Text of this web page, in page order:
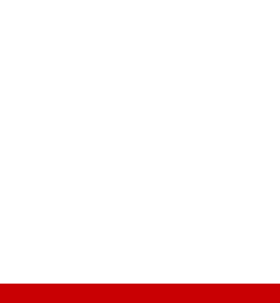
Cumhuriyet Çevre